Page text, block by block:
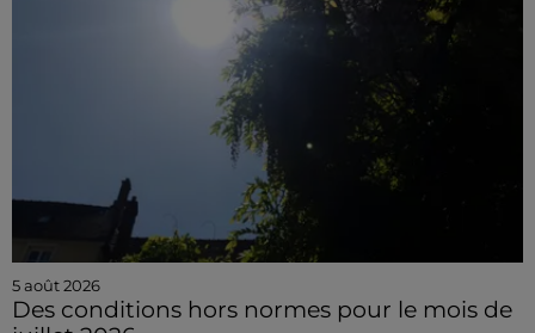
5 août 2026
Des conditions hors normes pour le mois de